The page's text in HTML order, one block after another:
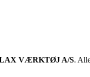
VÆRKTØJ A/S.